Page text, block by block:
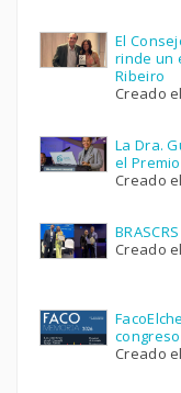
El
rinde un
Ribeiro
Creado
La Dra.
el
Creado
Creado
congreso
Creado